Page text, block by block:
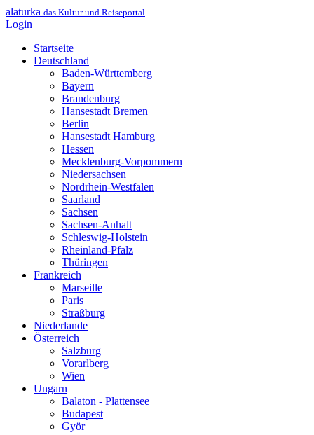
alaturka das Kultur und Reiseportal
Login
Startseite
Deutschland
Baden-Württemberg
Bayern
Brandenburg
Hansestadt Bremen
Berlin
Hansestadt Hamburg
Hessen
Mecklenburg-Vorpommern
Niedersachsen
Nordrhein-Westfalen
Saarland
Sachsen
Sachsen-Anhalt
Schleswig-Holstein
Rheinland-Pfalz
Thüringen
Frankreich
Marseille
Paris
Straßburg
Niederlande
Österreich
Salzburg
Vorarlberg
Wien
Ungarn
Balaton - Plattensee
Budapest
Györ